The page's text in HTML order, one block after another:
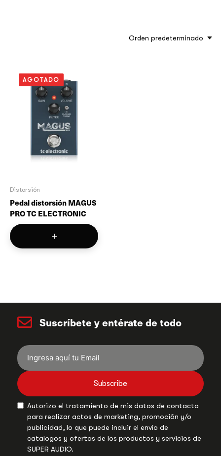
Orden predeterminado
AGOTADO
Distorsión
Pedal distorsión MAGUS
PRO TC ELECTRONIC
Suscríbete y entérate de todo
Subscribe
Autorizo el tratamiento de mis datos de contacto
para realizar actos de marketing, promoción y/o
publicidad, lo que puede incluir el envío de
catalogos y ofertas de los productos y servicios de
SUPER AUDIO.